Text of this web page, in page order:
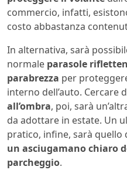
commercio, infatti,
costo abbastanza
In alternativa, sarà
normale parasole
parabrezza per
interno dell’auto. Cercare
all’ombra, poi, sarà
da adottare in estate. Un
pratico, infine, sarà quello
un asciugamano chiaro
parcheggio.